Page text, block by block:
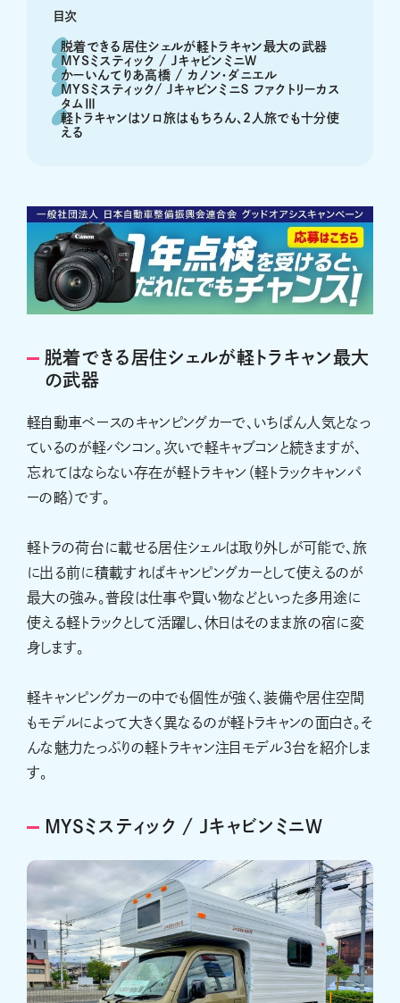
目次
脱着できる居住シェルが軽トラキャン最大の武器
MYSミスティック / JキャビンミニW
かーいんてりあ高橋 / カノン・ダニエル
MYSミスティック/ JキャビンミニＳ ファクトリーカス
タムⅢ
軽トラキャンはソロ旅はもちろん、2人旅でも十分使
える
脱着できる居住シェルが軽トラキャン最大
の武器
軽自動車ベースのキャンピングカーで、いちばん人気となっ
ているのが軽バンコン。次いで軽キャブコンと続きますが、
忘れてはならない存在が軽トラキャン（軽トラックキャンパ
ーの略）です。
軽トラの荷台に載せる居住シェルは取り外しが可能で、旅
に出る前に積載すればキャンピングカーとして使えるのが
最大の強み。普段は仕事や買い物などといった多用途に
使える軽トラックとして活躍し、休日はそのまま旅の宿に変
身します。
軽キャンピングカーの中でも個性が強く、装備や居住空間
もモデルによって大きく異なるのが軽トラキャンの面白さ。そ
んな魅力たっぷりの軽トラキャン注目モデル3台を紹介しま
す。
MYSミスティック / JキャビンミニW